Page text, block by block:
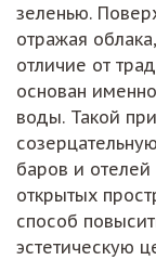
зеленью.
отражая
отличие от
основан
воды. Такой
баров и
открытых
способ
эстетическую